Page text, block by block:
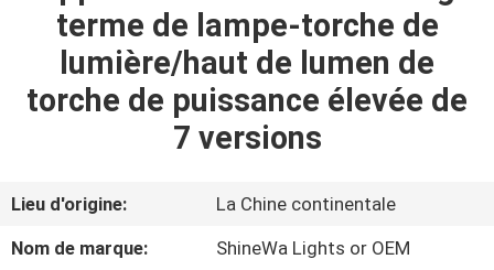
MAISON
VIDÉOS
terme de lampe-torche de
lumière/haut de lumen de
torche de puissance élevée de
7 versions
Lieu d'origine:
La Chine continentale
Nom de marque:
ShineWa Lights or OEM